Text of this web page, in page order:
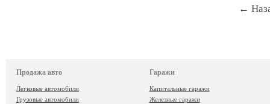
←
Продажа авто
Легковые автомобили
Грузовые автомобили
Гаражи
Капитальные гаражи
Железные гаражи